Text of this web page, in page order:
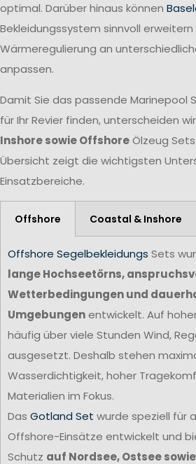
optimal. Darüber hinaus können
Bekleidungssystem sinnvoll erweitern
Wärmeregulierung an
anpassen.
Damit Sie das passende Marinepool
für Ihr Revier finden, unterscheiden wir
Inshore sowie OffshoreÖlzeug
Übersicht zeigt die wichtigsten
Einsatzbereiche.
Offshore Coastal & Inshore
Offshore Segelbekleidungs Sets
lange Hochseetörns,
Wetterbedingungen und
Umgebungenentwickelt. Auf
häufig über viele Stunden Wind,
ausgesetzt. Deshalb stehen
Wasserdichtigkeit, hoher
Materialien im Fokus.
Das Gotland Set wurde speziell für
Offshore-Einsätze entwickelt und
Schutz auf Nordsee, Ostsee